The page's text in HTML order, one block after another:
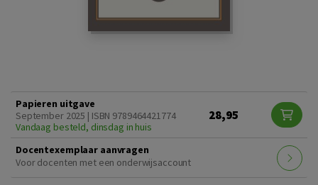
Papieren uitgave
September 2025 | ISBN 9789464421774
Vandaag besteld, dinsdag in huis
28,95
Docentexemplaar aanvragen
Voor docenten met een onderwijsaccount